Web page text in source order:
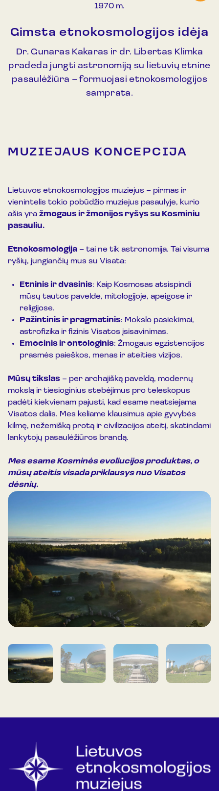
1970 m.
Gimsta etnokosmologijos idėja
Dr. Gunaras Kakaras ir dr. Libertas Klimka
pradeda jungti astronomiją su lietuvių etnine
pasaulėžiūra – formuojasi etnokosmologijos
samprata.
MUZIEJAUS KONCEPCIJA
Lietuvos etnokosmologijos muziejus – pirmas ir
vienintelis tokio pobūdžio muziejus pasaulyje, kurio
ašis yra žmogaus ir žmonijos ryšys su Kosminiu
pasauliu.
Etnokosmologija – tai ne tik astronomija. Tai visuma
ryšių, jungiančių mus su Visata:
Etninis ir dvasinis: Kaip Kosmosas atsispindi
mūsų tautos pavelde, mitologijoje, apeigose ir
religijose.
Pažintinis ir pragmatinis: Mokslo pasiekimai,
astrofizika ir fizinis Visatos įsisavinimas.
Emocinis ir ontologinis: Žmogaus egzistencijos
prasmės paieškos, menas ir ateities vizijos.
Mūsų tikslas – per archajišką paveldą, modernų
mokslą ir tiesioginius stebėjimus pro teleskopus
padėti kiekvienam pajusti, kad esame neatsiejama
Visatos dalis. Mes keliame klausimus apie gyvybės
kilmę, nežemišką protą ir civilizacijos ateitį, skatindami
lankytojų pasaulėžiūros brandą.
Mes esame Kosminės evoliucijos produktas, o
mūsų ateitis visada priklausys nuo Visatos
dėsnių.